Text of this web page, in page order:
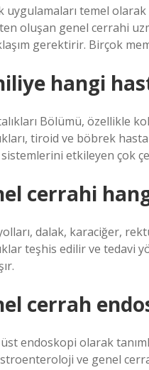
uygulamaları temel olarak
oluşan genel cerrahi
gerektirir. Birçok
hangi
Bölümü, özellikle
tiroid ve böbrek
etkileyen çok
cerrahi
dalak, karaciğer,
teşhis edilir ve tedavi
cerrah
endoskopi olarak
ve genel